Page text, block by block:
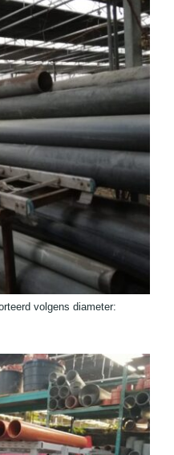
volgens diameter: